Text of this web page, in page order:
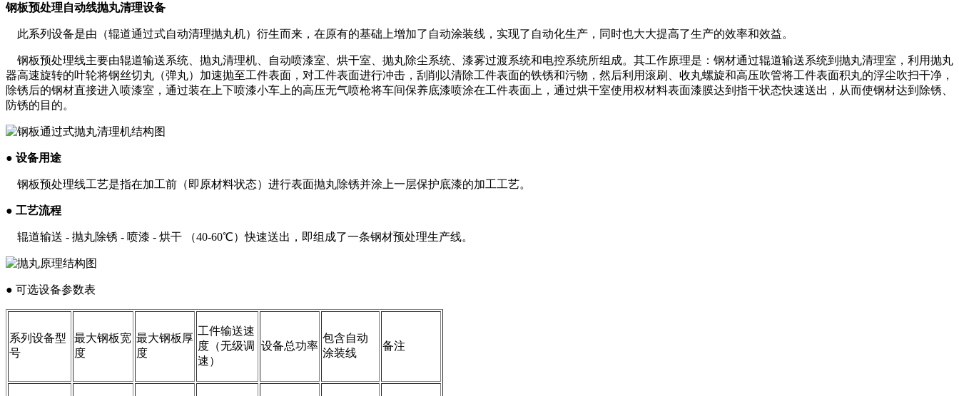
钢板预处理自动线抛丸清理设备
此系列设备是由（辊道通过式自动清理抛丸机）衍生而来，在原有的基础上增加了自动涂装线，实现了自动化生产，同时也大大提高了生产的效率和效益。
钢板预处理线主要由辊道输送系统、抛丸清理机、自动喷漆室、烘干室、抛丸除尘系统、漆雾过渡系统和电控系统所组成。其工作原理是：钢材通过辊道输送系统到抛丸清理室，利用抛丸
器高速旋转的叶轮将钢丝切丸（弹丸）加速抛至工件表面，对工件表面进行冲击，刮削以清除工件表面的铁锈和污物，然后利用滚刷、收丸螺旋和高压吹管将工件表面积丸的浮尘吹扫干净，
除锈后的钢材直接进入喷漆室，通过装在上下喷漆小车上的高压无气喷枪将车间保养底漆喷涂在工件表面上，通过烘干室使用权材料表面漆膜达到指干状态快速送出，从而使钢材达到除锈、
防锈的目的。
● 设备用途
钢板预处理线工艺是指在加工前（即原材料状态）进行表面抛丸除锈并涂上一层保护底漆的加工工艺。
● 工艺流程
辊道输送 - 抛丸除锈 - 喷漆 - 烘干 （40-60℃）快速送出，即组成了一条钢材预处理生产线。
● 可选设备参数表
系列设备型
号
最大钢板宽
度
最大钢板厚
度
工件输送速
度（无级调
速）
设备总功率
包含自动
涂装线
备注